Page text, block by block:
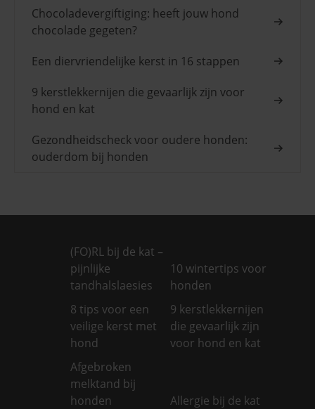
Chocoladevergiftiging: heeft jouw hond
chocolade gegeten?
Een diervriendelijke kerst in 16 stappen
9 kerstlekkernijen die gevaarlijk zijn voor
hond en kat
Gezondheidscheck voor oudere honden:
ouderdom bij honden
(FO)RL bij de kat –
pijnlijke
tandhalslaesies
10 wintertips voor
honden
8 tips voor een
veilige kerst met
hond
9 kerstlekkernijen
die gevaarlijk zijn
voor hond en kat
Afgebroken
melktand bij
honden
Allergie bij de kat